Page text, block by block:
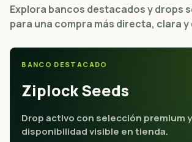
Explora bancos destacados y drops
para una compra más directa, clara
BANCO DESTACADO
Ziplock Seeds
Drop activo con selección premium y
disponibilidad visible en tienda.